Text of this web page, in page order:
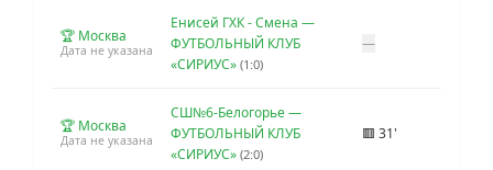
🏆 Москва
Дата не указана
Енисей ГХК - Смена —
ФУТБОЛЬНЫЙ КЛУБ
«СИРИУС» (1:0)
—
🏆 Москва
Дата не указана
СШ№6-Белогорье —
ФУТБОЛЬНЫЙ КЛУБ
«СИРИУС» (2:0)
🟥 31'